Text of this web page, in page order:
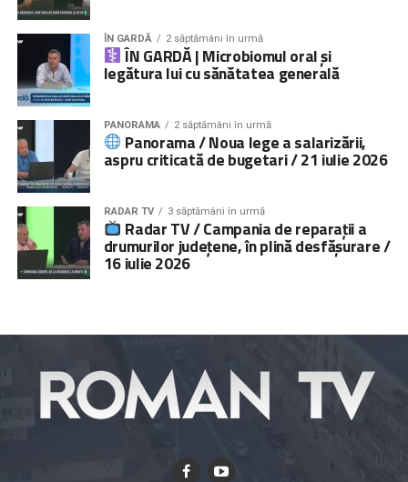
ÎN GARDĂ 2 săptămâni în urmă
ÎN GARDĂ | Microbiomul oral și
legătura lui cu sănătatea generală
PANORAMA 2 săptămâni în urmă
Panorama / Noua lege a salarizării,
aspru criticată de bugetari / 21 iulie 2026
RADAR TV 3 săptămâni în urmă
Radar TV / Campania de reparații a
drumurilor județene, în plină desfășurare /
16 iulie 2026